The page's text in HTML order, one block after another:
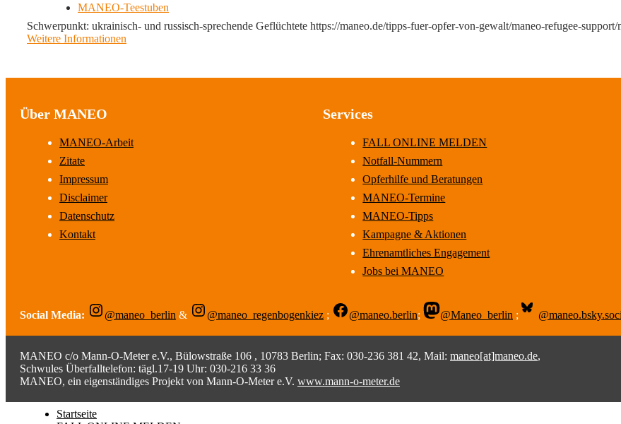
MANEO-Teestuben
Schwerpunkt: ukrainisch- und russisch-sprechende Geflüchtete https://maneo.de/tipps-fuer-opfer-von-gewalt/maneo-refugee-support/
Weitere Informationen
Über MANEO
MANEO-Arbeit
Zitate
Impressum
Disclaimer
Datenschutz
Kontakt
Services
FALL ONLINE MELDEN
Notfall-Nummern
Opferhilfe und Beratungen
MANEO-Termine
MANEO-Tipps
Kampagne & Aktionen
Ehrenamtliches Engagement
Jobs bei MANEO
Social Media: @maneo_berlin & @maneo_regenbogenkiez ; @maneo.berlin; @Maneo_berlin ;
MANEO c/o Mann-O-Meter e.V., Bülowstraße 106 , 10783 Berlin; Fax: 030-236 381 42, Mail: maneo[at]maneo.de,
Schwules Überfalltelefon: tägl.17-19 Uhr: 030-216 33 36
MANEO, ein eigenständiges Projekt von Mann-O-Meter e.V. www.mann-o-meter.de
Startseite